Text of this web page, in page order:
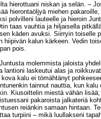
hierottuani niskan ja selän. –
hierontaöljyä miehen
polvilleni lauteelle ja hieroin
taas vauhtia ja hiljaisella
käden avuksi. Siirryin toiselle
hiipivän kalun kärkeen. Vedin
pois.
molemmista jaloista
lantioni laskeutui alas ja
kalu ei tömähtänyt
tainnut nauttia, kun
Kiusoittelin miestä vähän
pakaroista jalkateriä
reiänkin samaan hintaan.
turpiini – mikä luullakseni